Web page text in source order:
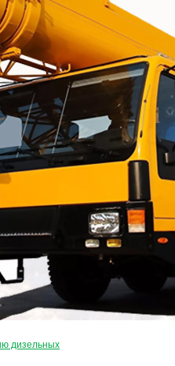
дизельных